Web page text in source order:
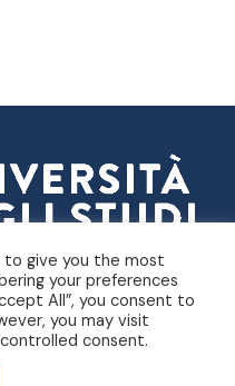
|Dipartimento di Scienze
to give you the most
your preferences
All”, you consent to
you may visit
consent.